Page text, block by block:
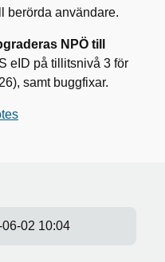
berörda användare.
NPÖ till
eID på tillitsnivå 3 för
samt buggfixar.
06-02 10:04